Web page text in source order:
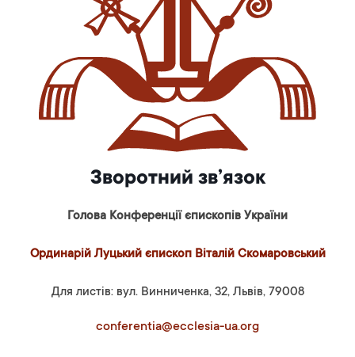
Зворотний зв’язок
Голова Конференції єпископів України
Ординарій Луцький єпископ Віталій Скомаровський
Для листів: вул. Винниченка, 32, Львів, 79008
conferentia@ecclesia-ua.org